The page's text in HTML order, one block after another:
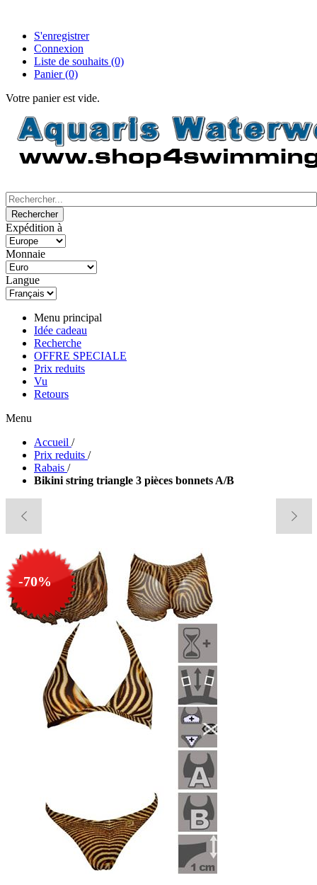
S'enregistrer
Connexion
Liste de souhaits (0)
Panier (0)
Votre panier est vide.
Expédition à
Monnaie
Langue
Menu principal
Idée cadeau
Recherche
OFFRE SPECIALE
Prix reduits
Vu
Retours
Menu
Accueil /
Prix reduits /
Rabais /
Bikini string triangle 3 pièces bonnets A/B
-70%